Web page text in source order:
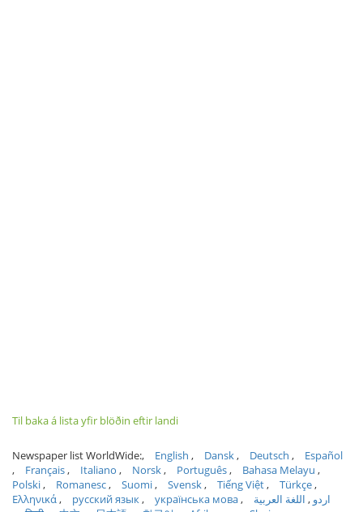
Til baka á lista yfir blöðin eftir landi
Newspaper list WorldWide: English Dansk Deutsch
Español
Français
Italiano Norsk Português
Bahasa Melayu
Polski
Romanesc Suomi Svensk Tiếng Việt
Türkçe
Ελληνικά
русский язык українська мова اردو
اللغة العربية